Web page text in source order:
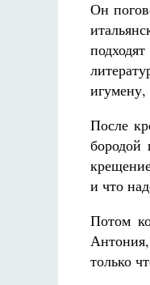
Он
После
бородой
и что
Потом
только